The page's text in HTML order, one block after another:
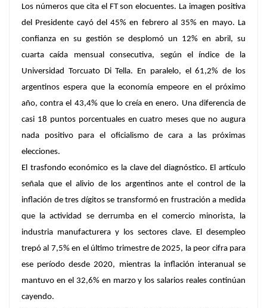
Los números que cita el FT son elocuentes. La imagen positiva
del Presidente cayó del45% en febrero al 35% en mayo. La
confianza en su gestión se desplomó un 12% en abril, su
cuarta caída mensual consecutiva, según el índice de la
Universidad Torcuato Di Tella. En paralelo, el61,2% de los
argentinos espera que la economía empeore en el próximo
año, contra el 43,4%que lo creía en enero. Una diferencia de
casi 18 puntos porcentuales en cuatro meses que no augura
nada positivo para el oficialismo de cara a las próximas
elecciones.
El trasfondo económico es la clave del diagnóstico. El artículo
señala que el alivio de los argentinos ante el control de la
inflación de tres dígitos se transformó en frustración a medida
que la actividad se derrumba en el comercio minorista, la
industria manufacturera y los sectores clave. El desempleo
trepó al 7,5%en el último trimestre de 2025, la peor cifra para
ese período desde 2020, mientras la inflación interanual se
mantuvo en el 32,6%en marzo y los salarios reales continúan
cayendo.